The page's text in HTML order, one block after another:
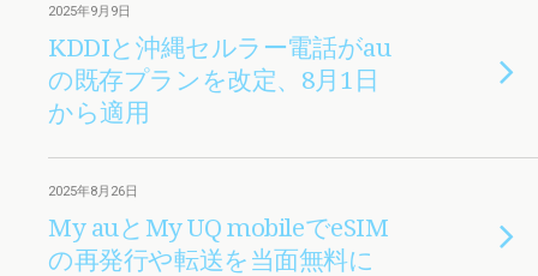
2025年9月9日
KDDIと沖縄セルラー電話がau
の既存プランを改定、8月1日
から適用
2025年8月26日
My auとMy UQ mobileでeSIM
の再発行や転送を当面無料に